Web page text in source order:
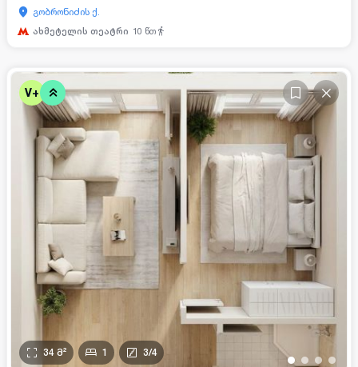
გობრონიძის ქ.
ახმეტელის თეატრი 10 წთ
V+
••• •
34 მ² 1 3/4